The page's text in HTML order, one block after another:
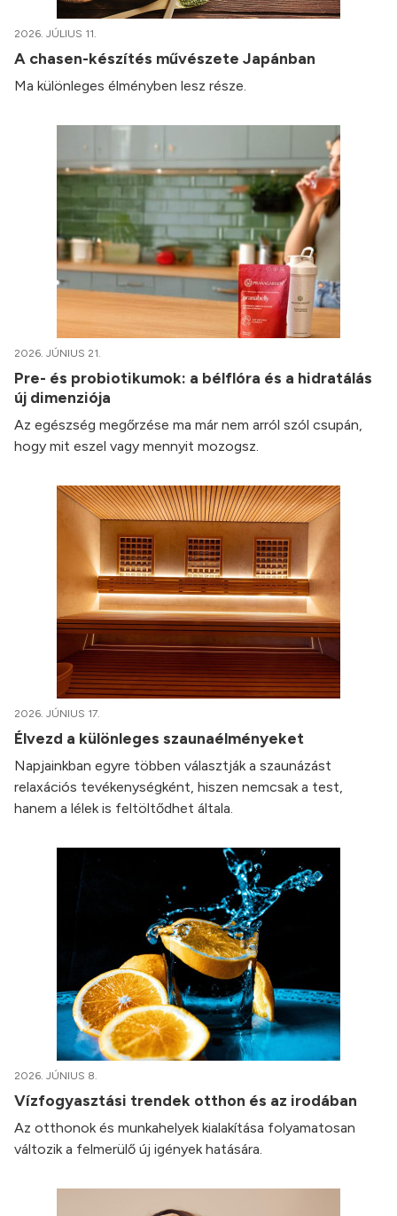
2026. JÚLIUS 11.
A chasen-készítés művészete Japánban
Ma különleges élményben lesz része.
2026. JÚNIUS 21.
Pre- és probiotikumok: a bélflóra és a hidratálás
új dimenziója
Az egészség megőrzése ma már nem arról szól csupán,
hogy mit eszel vagy mennyit mozogsz.
2026. JÚNIUS 17.
Élvezd a különleges szaunaélményeket
Napjainkban egyre többen választják a szaunázást
relaxációs tevékenységként, hiszen nemcsak a test,
hanem a lélek is feltöltődhet általa.
2026. JÚNIUS 8.
Vízfogyasztási trendek otthon és az irodában
Az otthonok és munkahelyek kialakítása folyamatosan
változik a felmerülő új igények hatására.